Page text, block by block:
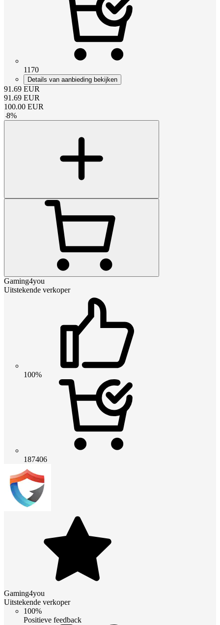
1170
Details van aanbieding bekijken
91.69 EUR
91.69 EUR
100.00 EUR
-8%
Gaming4you
Uitstekende verkoper
100%
187406
Gaming4you
Uitstekende verkoper
100%
Positieve feedback